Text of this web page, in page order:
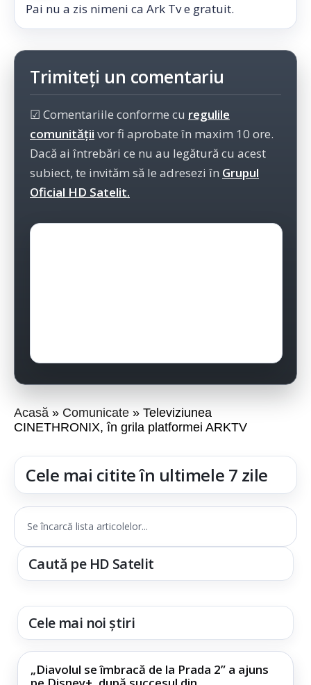
Pai nu a zis nimeni ca Ark Tv e gratuit.
Trimiteți un comentariu
☑ Comentariile conforme cu regulile
comunității vor fi aprobate în maxim 10 ore.
Dacă ai întrebări ce nu au legătură cu acest
subiect, te invităm să le adresezi în Grupul
Oficial HD Satelit.
Acasă Comunicate
Televiziunea
CINETHRONIX, în grila platformei ARKTV
Cele mai citite în ultimele 7 zile
Se încarcă lista articolelor...
Caută pe HD Satelit
Cele mai noi știri
„Diavolul se îmbracă de la Prada 2” a ajuns